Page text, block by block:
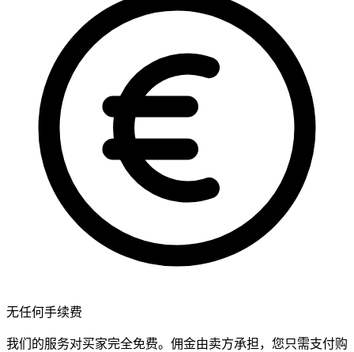
无任何手续费
我们的服务对买家完全免费。佣金由卖方承担，您只需支付购